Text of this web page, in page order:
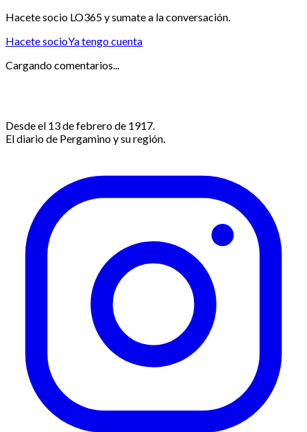
Hacete socio LO365 y sumate a la conversación.
Hacete socioYa tengo cuenta
Cargando comentarios...
Desde el 13 de febrero de 1917.
El diario de Pergamino y su región.